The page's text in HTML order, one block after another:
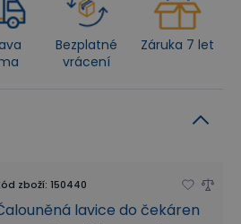
Bezplatné
vrácení
Záruka 7 let
zboží: 150440
lavice do čekáren